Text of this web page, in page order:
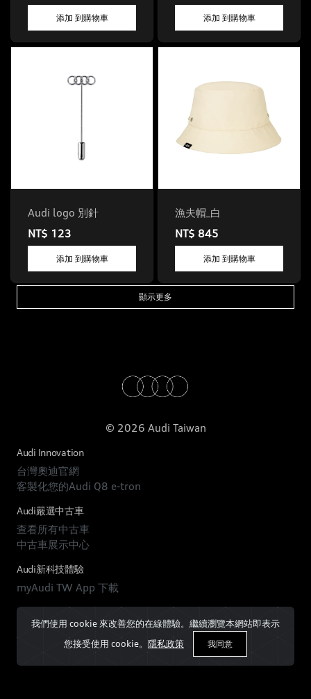
添加 到購物車 添加 到購物車
Audi logo 別針
NT$ 123
添加 到購物車
漁夫帽_白
NT$ 845
添加 到購物車
顯示更多
© 2026 Audi Taiwan
Audi Innovation
台灣奧迪官網
客製化您的Audi Q8 e-tron
Audi嚴選中古車
查看所有中古車
中古車展示中心
Audi新科技體驗
myAudi TW App 下載
我們使用 cookie 來改善您的在線體驗。繼續瀏覽本網站即表示
您接受使用 cookie。 隱私政策 我同意